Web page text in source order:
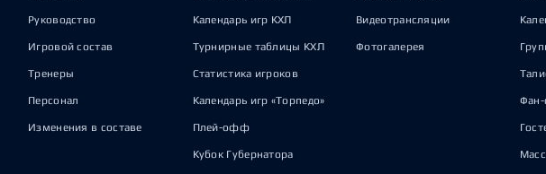
Руководство
Игровой состав
Тренеры
Персонал
Изменения в составе
Календарь игр КХЛ
Турнирные таблицы КХЛ
Статистика игроков
Календарь игр «Торпедо»
Плей-офф
Кубок Губернатора
Видеотрансляции
Фотогалерея
Фан-